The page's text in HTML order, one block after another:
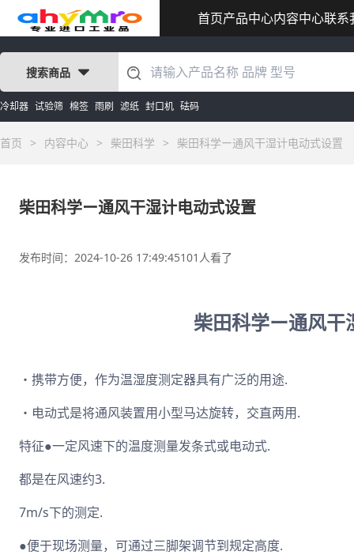
首页产品中心内容中心联系
搜索商品
冷却器 试验筛 棉签 雨刷 滤纸 封口机 砝码
首页 > 内容中心 > 柴田科学 > 柴田科学ー通风干湿计电动式设置
柴田科学ー通风干湿计电动式设置
发布时间：2024-10-26 17:49:45101人看了
柴田科学ー通风干
・携带方便，作为温湿度测定器具有广泛的用途.
・电动式是将通风装置用小型马达旋转，交直两用.
特征●一定风速下的温度测量发条式或电动式.
都是在风速约3.
7m/s下的测定.
●便于现场测量，可通过三脚架调节到规定高度.